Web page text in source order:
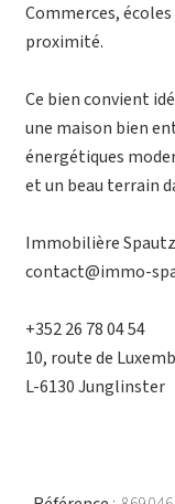
Commerces,
proximité.
Ce bien convient
une maison bien
énergétiques
et un beau terrain
Immobilière Spautz
contact@immo-
+352 26 78 04 54
10, route de
L-6130 Junglinster